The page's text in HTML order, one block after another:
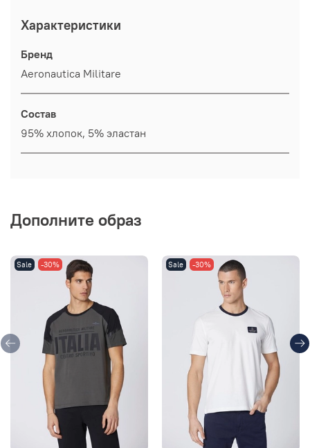
Характеристики
Бренд
Aeronautica Militare
Состав
95% хлопок, 5% эластан
Дополните образ
Sale -30% Sale -30%